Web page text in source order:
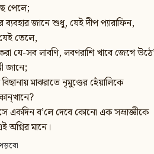
পেলে;
জানে শুধু, যেই দীপ প্যারাফিন,
তেলে,
যে-সব লাবণি, লবণরাশি খাবে জেগে
জানে;
মাঝরাতে নৃমুণ্ডের হেঁয়ালিকে
একদিন ব’লে দেবে কোনো এক সম্রাজ্ঞীকে
মানে।